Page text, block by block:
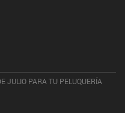
JULIO PARA TU PELUQUERÍA